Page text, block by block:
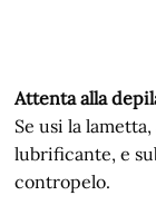
Attenta alla
Se usi la
lubrificante, e
contropelo.